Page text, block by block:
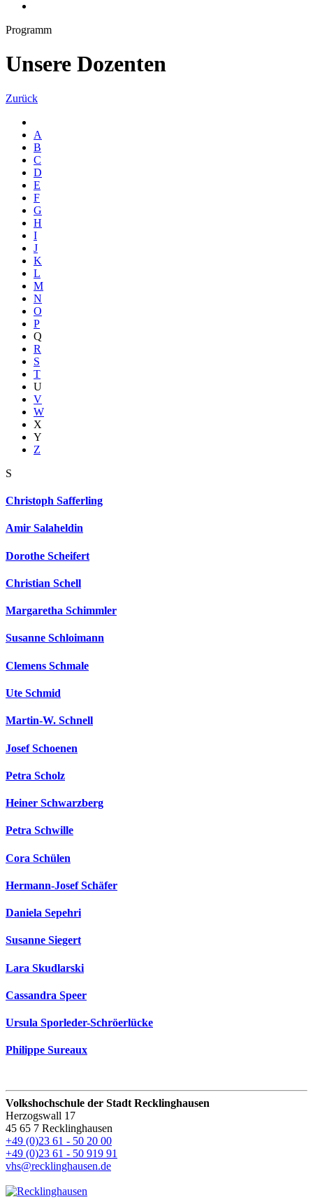
Programm
Unsere Dozenten
Zurück
A
B
C
D
E
F
G
H
I
J
K
L
M
N
O
P
Q
R
S
T
U
V
W
X
Y
Z
S
Christoph Safferling
Amir Salaheldin
Dorothe Scheifert
Christian Schell
Margaretha Schimmler
Susanne Schloimann
Clemens Schmale
Ute Schmid
Martin-W. Schnell
Josef Schoenen
Petra Scholz
Heiner Schwarzberg
Petra Schwille
Cora Schülen
Hermann-Josef Schäfer
Daniela Sepehri
Susanne Siegert
Lara Skudlarski
Cassandra Speer
Ursula Sporleder-Schröerlücke
Philippe Sureaux
Volkshochschule der Stadt Recklinghausen
Herzogswall 17
45 65 7 Recklinghausen
+49 (0)23 61 - 50 20 00
+49 (0)23 61 - 50 919 91
vhs@recklinghausen.de